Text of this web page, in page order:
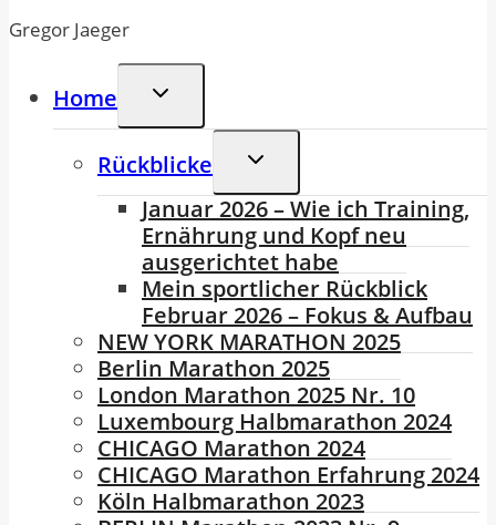
Gregor Jaeger
Home
Untermenü
Rückblicke
Untermenü
Januar 2026 – Wie ich Training,
Ernährung und Kopf neu
ausgerichtet habe
Mein sportlicher Rückblick
Februar 2026 – Fokus & Aufbau
NEW YORK MARATHON 2025
Berlin Marathon 2025
London Marathon 2025 Nr. 10
Luxembourg Halbmarathon 2024
CHICAGO Marathon 2024
CHICAGO Marathon Erfahrung 2024
Köln Halbmarathon 2023